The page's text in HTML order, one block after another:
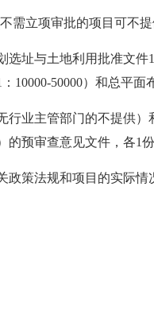
需立项审批的项目可不
选址与土地利用批准文
10000-50000）和总平面
行业主管部门的不提供
预审查意见文件，各1份
政策法规和项目的实际